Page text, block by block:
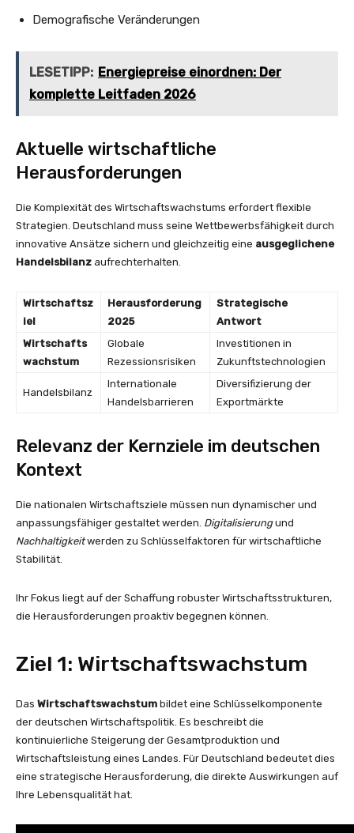
Demografische Veränderungen
LESETIPP: Energiepreise einordnen: Der
komplette Leitfaden 2026
Aktuelle wirtschaftliche
Herausforderungen
Die Komplexität des Wirtschaftswachstums erfordert flexible
Strategien. Deutschland muss seine Wettbewerbsfähigkeit durch
innovative Ansätze sichern und gleichzeitig eine ausgeglichene
Handelsbilanz aufrechterhalten.
Wirtschaftsz
iel
Herausforderung
2025
Strategische
Antwort
Wirtschafts
wachstum
Globale
Rezessionsrisiken
Investitionen in
Zukunftstechnologien
Handelsbilanz
Internationale
Handelsbarrieren
Diversifizierung der
Exportmärkte
Relevanz der Kernziele im deutschen
Kontext
Die nationalen Wirtschaftsziele müssen nun dynamischer und
anpassungsfähiger gestaltet werden. Digitalisierungund
Nachhaltigkeitwerden zu Schlüsselfaktoren für wirtschaftliche
Stabilität.
Ihr Fokus liegt auf der Schaffung robuster Wirtschaftsstrukturen,
die Herausforderungen proaktiv begegnen können.
Ziel 1: Wirtschaftswachstum
Das Wirtschaftswachstum bildet eine Schlüsselkomponente
der deutschen Wirtschaftspolitik. Es beschreibt die
kontinuierliche Steigerung der Gesamtproduktion und
Wirtschaftsleistung eines Landes. Für Deutschland bedeutet dies
eine strategische Herausforderung, die direkte Auswirkungen auf
Ihre Lebensqualität hat.